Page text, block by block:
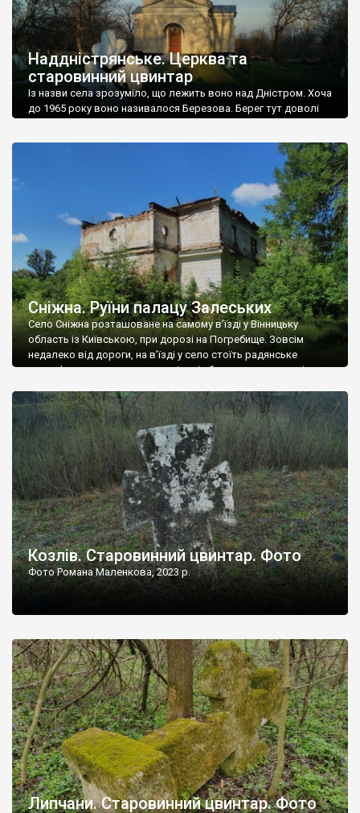
Наддністрянське. Церква та
старовинний цвинтар
Із назви села зрозуміло, що лежить воно над Дністром. Хоча
до 1965 року воно називалося Березова. Берег тут доволі
Наддністрянське відрізняється від більшості навколишніх
сіл. У селі є мурована Михайлівська церква. Точної дати […]
Сніжна. Руїни палацу Залеських
Село Сніжна розташоване на самому в’їзді у Вінницьку
область із Київською, при дорозі на Погребище. Зовсім
недалеко від дороги, на в’їзді у село стоїть радянське
рельєфне пано, яке показує жінку і яблуню, а трохи далі, десь
не видно, але видно дві стареньких колії у траві – […]
Козлів. Старовинний цвинтар. Фото
Фото Романа Маленкова, 2023 р.
Липчани. Старовинний цвинтар. Фото